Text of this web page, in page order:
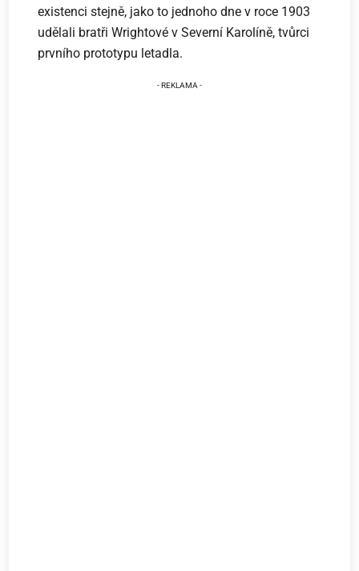
existenci stejně, jako to jednoho dne v roce 1903
udělali bratři Wrightové v Severní Karolíně, tvůrci
prvního prototypu letadla.